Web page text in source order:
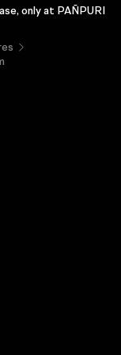
only at PAÑPURI